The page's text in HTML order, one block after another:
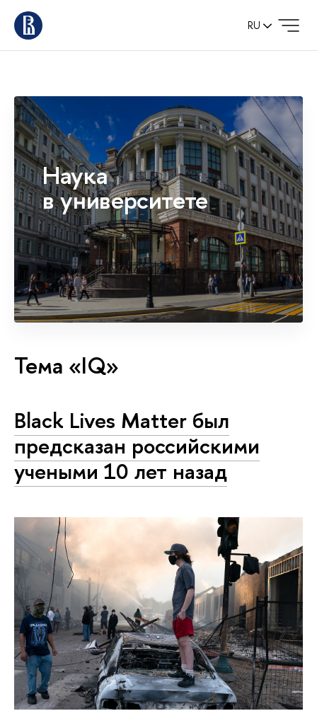
RU
Наука
в университете
Тема «IQ»
Black Lives Matter был
предсказан российскими
учеными 10 лет назад